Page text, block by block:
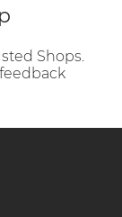
Shops.